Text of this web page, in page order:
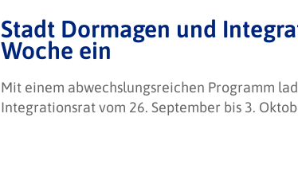
Stadt Dormagen und
Woche ein
Mit einem abwechslungsreichen Programm
Integrationsrat vom 26. September bis 3.